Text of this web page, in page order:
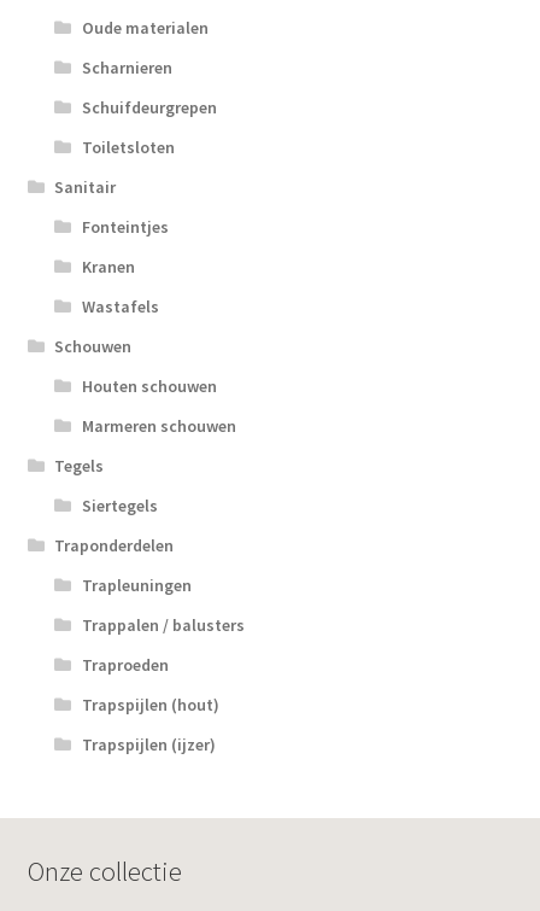
Oude materialen
Scharnieren
Schuifdeurgrepen
Toiletsloten
Sanitair
Fonteintjes
Kranen
Wastafels
Schouwen
Houten schouwen
Marmeren schouwen
Tegels
Siertegels
Traponderdelen
Trapleuningen
Trappalen / balusters
Traproeden
Trapspijlen (hout)
Trapspijlen (ijzer)
Onze collectie